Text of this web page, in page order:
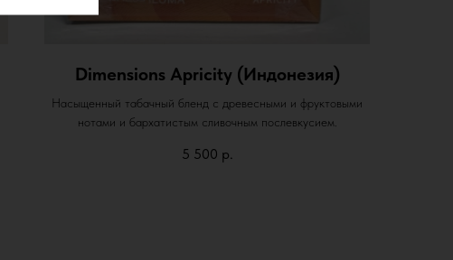
Dimensions Apricity (Индонезия)
Насыщенный табачный бленд с древесными и фруктовыми
нотами и бархатистым сливочным послевкусием.
5 500 р.